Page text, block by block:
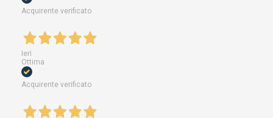
Acquirente verificato
Ieri
Ottima
Acquirente verificato